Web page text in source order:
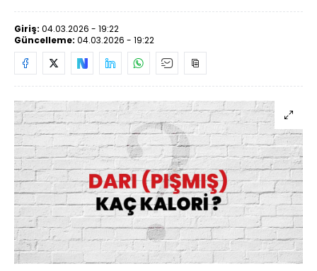
Giriş: 04.03.2026 - 19:22
Güncelleme: 04.03.2026 - 19:22